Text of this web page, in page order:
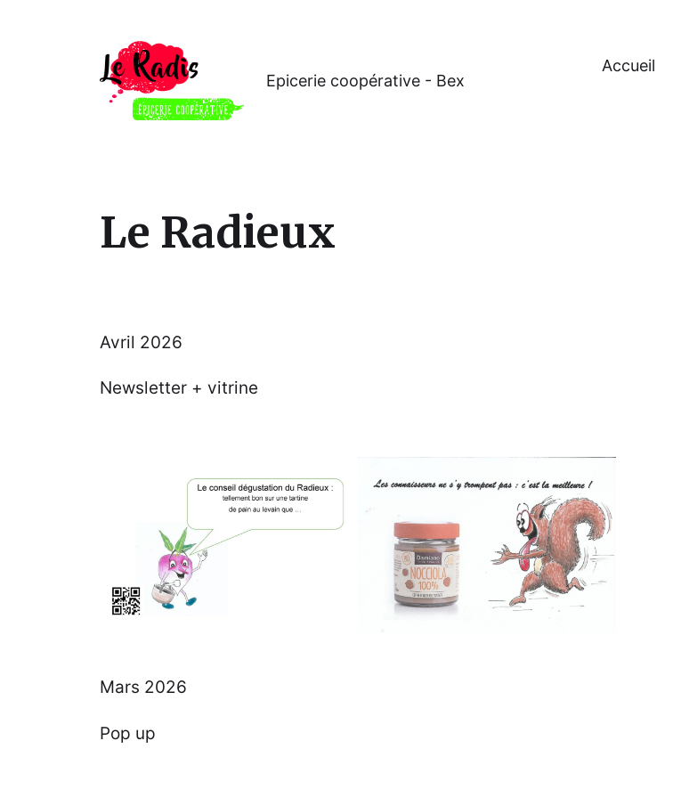
Epicerie coopérative - Bex
Accueil
Le Radieux
Avril 2026
Newsletter + vitrine
Mars 2026
Pop up